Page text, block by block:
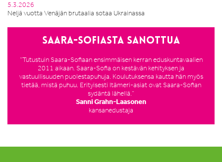
5.3.2026
Neljä vuotta Venäjän brutaalia sotaa Ukrainassa
Saara-Sofiasta sanottua
”Tutustuin Saara-Sofiaan ensimmäisen kerran eduskuntavaalien
2011 aikaan. Saara-Sofia on kestävän kehityksen ja
vastuullisuuden puolestapuhuja. Koulutuksensa kautta hän myös
tietää, mistä puhuu. Erityisesti Itämeri-asiat ovat Saara-Sofian
sydäntä lähellä.”
Sanni Grahn-Laasonen
kansanedustaja